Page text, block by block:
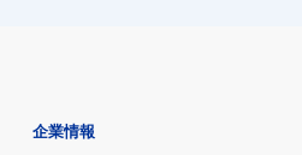
企業情報